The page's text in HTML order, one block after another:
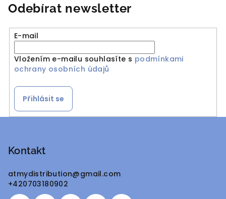
Odebírat newsletter
E-mail
Vložením e-mailu souhlasíte s podmínkami
ochrany osobních údajů
Přihlásit se
Kontakt
atmydistribution@gmail.com
+420703180902